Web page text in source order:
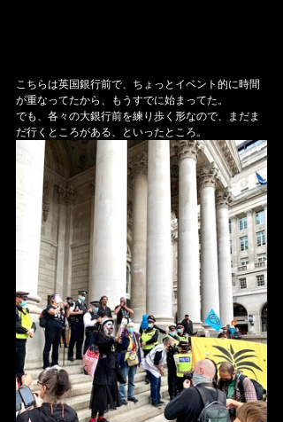
こちらは英国銀行前で、ちょっとイベント的に時間
が重なってたから、もうすでに始まってた。
でも、各々の大銀行前を練り歩く形なので、まだま
だ行くところがある、といったところ。